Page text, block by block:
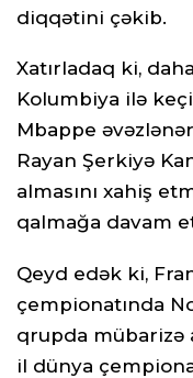
diqqətini çəkib.
Xatırladaq ki,
Kolumbiya ilə
Mbappe
Rayan Şerkiyə
almasını xahiş
qalmağa davam
Qeyd edək ki,
çempionatında
qrupda mübarizə
il dünya